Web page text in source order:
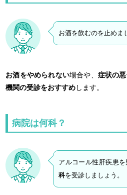
お酒を飲むのを止めま
お酒をやめられない場合や、 症状の
機関の受診をおすすめします。
病院は何科？
アルコール性肝疾患を
科を受診しましょう。